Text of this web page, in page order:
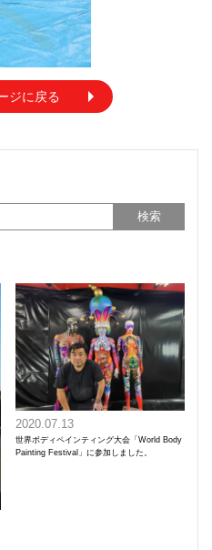
ジに戻る
2020.07.13
世界ボディペインティング大会「World Body
Painting Festival」に参加しました。